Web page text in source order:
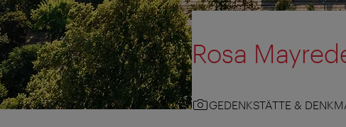
Rosa
GEDENKSTÄTTE &